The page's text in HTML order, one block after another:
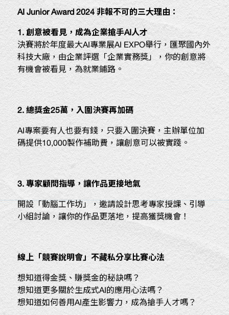
AI Junior Award 2024非報不可的三大理由：
1.創意被看見，成為企業搶手AI 人才
決賽將於年度最大AI專業展AI EXPO舉行，匯聚國內外
科技大廠，由企業評選「企業實務獎」，你的創意將
有機會被看見，為就業鋪路。
2.總獎金25萬，入圍決賽再加碼
AI專案要有人也要有錢，只要入圍決賽，主辦單位加
碼提供10,000製作補助費，讓創意可以被實踐。
3.專家顧問指導，讓作品更接地氣
開設「動腦工作坊」，邀請設計思考專家授課、引導
小組討論，讓你的作品更落地，提高獲獎機會！
線上「競賽說明會」不藏私分享比賽心法
想知道得金獎、賺獎金的秘訣嗎？
想知道更多關於生成式AI的應用心法嗎？
想知道如何善用AI產生影響力，成為搶手人才嗎？